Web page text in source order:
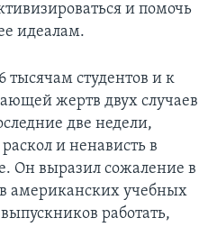
и помочь
идеалам.
тысячам студентов и к
жертв двух случаев
две недели,
и ненависть в
Он выразил сожаление в
американских учебных
работать,